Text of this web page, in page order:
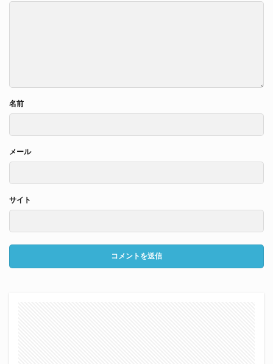
名前
メール
サイト